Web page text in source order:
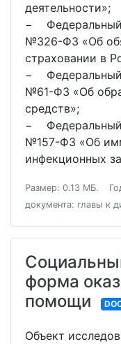
деятельности»;
− Федеральный
№326-ФЗ «Об
страховании в
− Федеральный
№61-ФЗ «Об
средств»;
− Федеральный
№157-ФЗ «Об
инфекционных
Размер: 0.13 МБ.
документа: главы к
форма
помощи
Объект